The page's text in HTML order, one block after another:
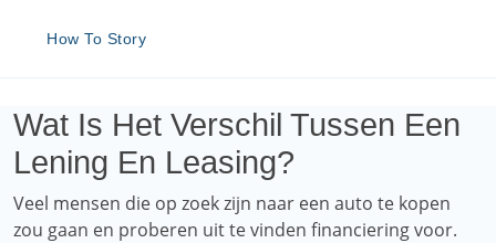
How To Story
Wat Is Het Verschil Tussen Een
Lening En Leasing?
Veel mensen die op zoek zijn naar een auto te kopen
zou gaan en proberen uit te vinden financiering voor.